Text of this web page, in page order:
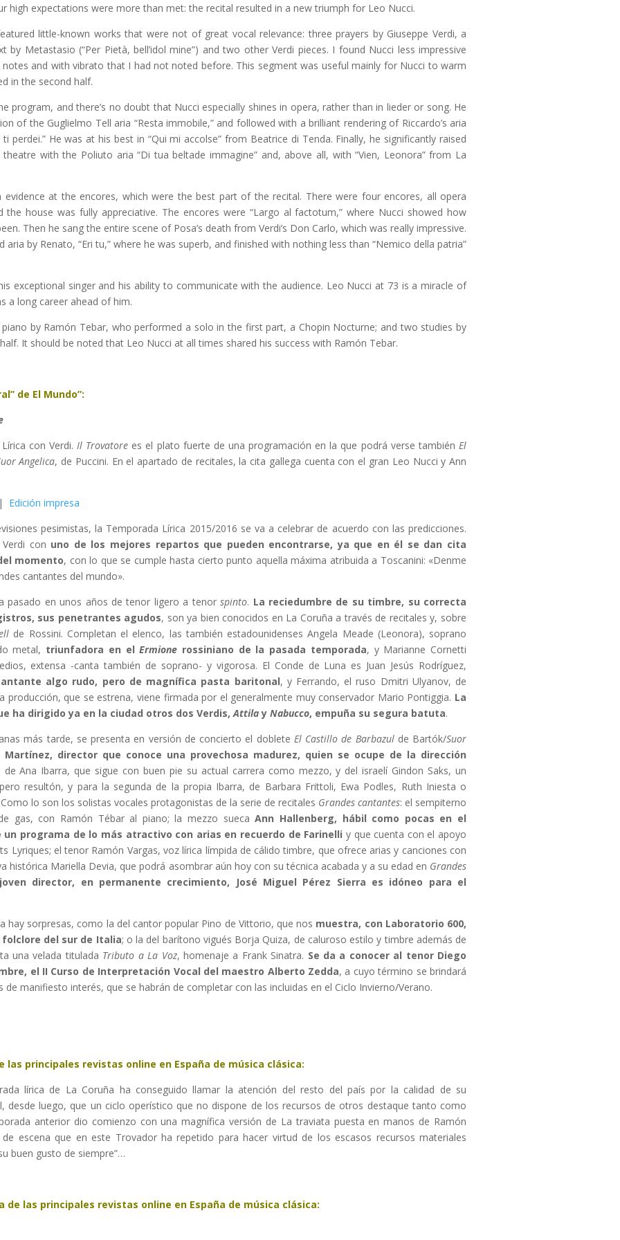
high expectations were more than met: the recital resulted in a new triumph for Leo Nucci.
little-known works that were not of great vocal relevance: three prayers by Giuseppe Verdi, a
by Metastasio (“Per Pietà, bell’idol mine”) and two other Verdi pieces. I found Nucci less impressive
and with vibrato that I had not noted before. This segment was useful mainly for Nucci to warm
in the second half.
program, and there’s no doubt that Nucci especially shines in opera, rather than in lieder or song. He
of the Guglielmo Tell aria “Resta immobile,” and followed with a brilliant rendering of Riccardo’s aria
perdei.” He was at his best in “Qui mi accolse” from Beatrice di Tenda. Finally, he significantly raised
with the Poliuto aria “Di tua beltade immagine” and, above all, with “Vien, Leonora” from La
evidence at the encores, which were the best part of the recital. There were four encores, all opera
house was fully appreciative. The encores were “Largo al factotum,” where Nucci showed how
Then he sang the entire scene of Posa’s death from Verdi’s Don Carlo, which was really impressive.
by Renato, “Eri tu,” where he was superb, and finished with nothing less than “Nemico della patria”
exceptional singer and his ability to communicate with the audience. Leo Nucci at 73 is a miracle of
a long career ahead of him.
by Ramón Tebar, who performed a solo in the first part, a Chopin Nocturne; and two studies by
It should be noted that Leo Nucci at all times shared his success with Ramón Tebar.
de El Mundo”:
con Verdi.Il Trovatore es el plato fuerte de una programación en la que podrá verse tambiénEl
Angelica, de Puccini. En el apartado de recitales, la cita gallega cuenta con el gran Leo Nucci y Ann
Edición impresa
pesimistas, la Temporada Lírica 2015/2016 se va a celebrar de acuerdo con las predicciones.
con uno de los mejores repartos que pueden encontrarse, ya que en él se dan cita
momento, con lo que se cumple hasta cierto punto aquella máxima atribuida a Toscanini: «Denme
cantantes del mundo».
pasado en unos años de tenor ligero a tenorspinto. La reciedumbre de su timbre, su correcta
sus penetrantes agudos, son ya bien conocidos en La Coruña a través de recitales y, sobre
de Rossini. Completan el elenco, las también estadounidenses Angela Meade (Leonora), soprano
metal, triunfadora en elErmione rossiniano de la pasada temporada, y Marianne Cornetti
extensa -canta también de soprano- y vigorosa. El Conde de Luna es Juan Jesús Rodríguez,
algo rudo, pero de magnífica pasta baritonal, y Ferrando, el ruso Dmitri Ulyanov, de
producción, que se estrena, viene firmada por el generalmente muy conservador Mario Pontiggia. La
ha dirigido ya en la ciudad otros dos Verdis,Attilay Nabucco, empuña su segura batuta.
más tarde, se presenta en versión de concierto el doblete El Castillo de Barbazulde Bartók/Suor
Martínez, director que conoce una provechosa madurez, quien se ocupe de la dirección
Ana Ibarra, que sigue con buen pie su actual carrera como mezzo, y del israelí Gindon Saks, un
resultón, y para la segunda de la propia Ibarra, de Barbara Frittoli, Ewa Podles, Ruth Iniesta o
lo son los solistas vocales protagonistas de la serie de recitales Grandes cantantes: el sempiterno
gas, con Ramón Tébar al piano; la mezzo suecaAnn Hallenberg, hábil como pocas en el
programa de lo más atractivo con arias en recuerdo de Farinelli y que cuenta con el apoyo
Lyriques; el tenor Ramón Vargas, voz lírica límpida de cálido timbre, que ofrece arias y canciones con
histórica Mariella Devia, que podrá asombrar aún hoy con su técnica acabada y a su edad en Grandes
director, en permanente crecimiento, José Miguel Pérez Sierra es idóneo para el
sorpresas, como la del cantor popular Pino de Vittorio, que nos muestra, con Laboratorio 600,
del sur de Italia; o la del barítono vigués Borja Quiza, de caluroso estilo y timbre además de
una velada titulada Tributo a La Voz, homenaje a Frank Sinatra. Se da a conocer al tenor Diego
el II Curso de Interpretación Vocal del maestro Alberto Zedda, a cuyo término se brindará
manifiesto interés, que se habrán de completar con las incluidas en el Ciclo Invierno/Verano.
las principales revistas online en España de música clásica:
lírica de La Coruña ha conseguido llamar la atención del resto del país por la calidad de su
desde luego, que un ciclo operístico que no dispone de los recursos de otros destaque tanto como
anterior dio comienzo con una magnífica versión de La traviata puesta en manos de Ramón
escena que en este Trovador ha repetido para hacer virtud de los escasos recursos materiales
buen gusto de siempre”…
de las principales revistas online en España de música clásica: